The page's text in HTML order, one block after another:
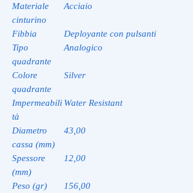
Materiale
cinturino
Acciaio
Fibbia
Deployante con pulsanti
Tipo
quadrante
Analogico
Colore
quadrante
Silver
Impermeabili
tà
Water Resistant
Diametro
cassa (mm)
43,00
Spessore
(mm)
12,00
Peso (gr) 156,00